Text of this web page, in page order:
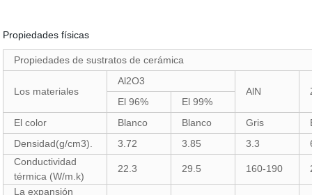
Propiedades físicas
Propiedades de sustratos de cerámica
Los materiales
Al2O3
AlN
El 96%
El 99%
El color
Blanco Blanco Gris
Densidad(g/cm3).
3.72 3.85 3.3
Conductividad
térmica (W/m.k)
22.3 29.5 160-190
La expansión